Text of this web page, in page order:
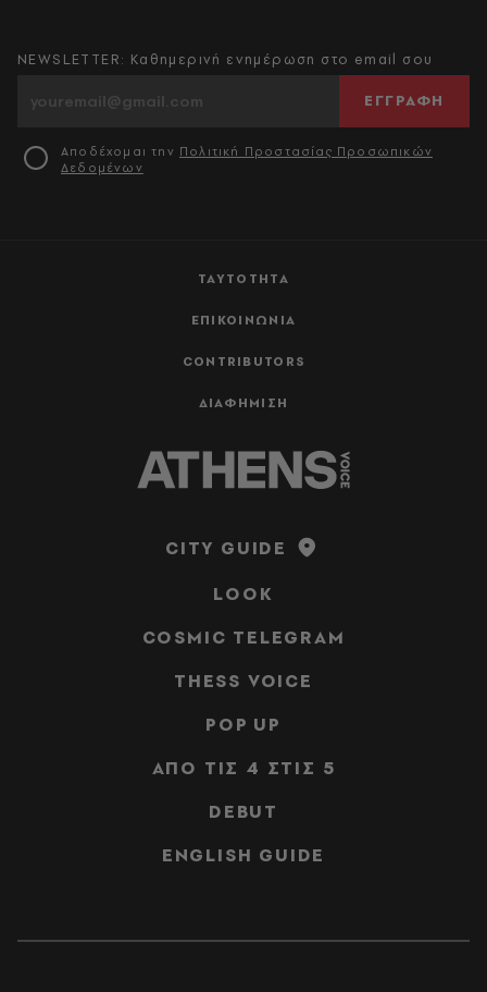
ΤΑΥΤΟΤΗΤΑ
ΕΠΙΚΟΙΝΩΝΙΑ
CONTRIBUTORS
ΔΙΑΦΗΜΙΣΗ
NEWSLETTER: Καθημερινή ενημέρωση στο email σου
ΕΓΓΡΑΦΗ
Αποδέχομαι την Πολιτική Προστασίας Προσωπικών
Δεδομένων
CITY GUIDE
LOOK
COSMIC TELEGRAM
THESS VOICE
POP UP
ΑΠΟ ΤΙΣ 4 ΣΤΙΣ 5
DEBUT
ENGLISH GUIDE